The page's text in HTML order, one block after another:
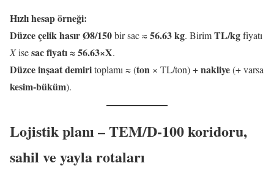
Hızlı hesap örneği:
Düzce çelik hasır Ø8/150bir sac ≈56.63 kg. BirimTL/kgfiyatı
Xisesac fiyatı ≈ 56.63×X.
Düzce inşaat demiritoplamı ≈ (ton × TL/ton) +nakliye(+ varsa
kesim-büküm).
Lojistik planı – TEM/D-100 koridoru,
sahil ve yayla rotaları